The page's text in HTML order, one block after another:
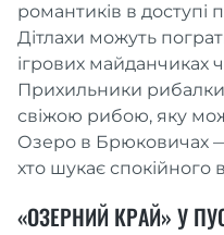
романтиків в доступі
Дітлахи можуть
ігрових майданчиках
Прихильники
свіжою рибою, яку
Озеро в Брюковичах —
хто шукає спокійного
«ОЗЕРНИЙ КРАЙ» У